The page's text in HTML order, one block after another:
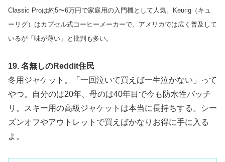
Classic Proは約5〜6万円で家庭用の入門機として人気。Keurig（キュ
ーリグ）はカプセル式コーヒーメーカーで、アメリカでは広く普及して
いるが「味が薄い」と批判も多い。
19. 名無しのReddit住民
冬用ジャケット。「一回泣いて買えば一生泣かない」って
やつ。自分のは20年、母のは40年目で今も防水性バッチ
リ。スキー用の高級ジャケットは本当に長持ちする。シー
ズンオフやアウトレットで買えばかなりお得に手に入る
よ。